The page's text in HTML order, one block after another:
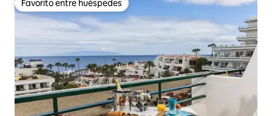
Favorito entre huéspedes
Favorito entre huéspedes